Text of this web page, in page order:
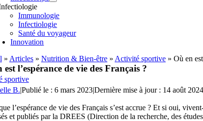
Immunologie
Infectiologie
Santé du voyageur
Innovation
» Articles» Nutrition & Bien-être» Activité sportive» Où en
est l’espérance de vie des Français ?
sportive
B.|Publié le : 6 mars 2023|Dernière mise à jour : 14 août 2024
l’espérance de vie des Français s’est accrue ? Et si oui,
et publiés par la DREES (Direction de la recherche, des